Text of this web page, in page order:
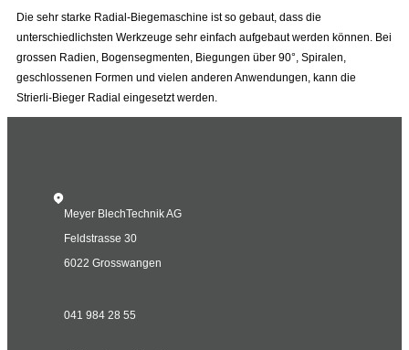
Die sehr starke Radial-Biegemaschine ist so gebaut, dass die
unterschiedlichsten Werkzeuge sehr einfach aufgebaut werden können. Bei
grossen Radien, Bogensegmenten, Biegungen über 90°, Spiralen,
geschlossenen Formen und vielen anderen Anwendungen, kann die
Strierli-Bieger Radial eingesetzt werden.
Meyer BlechTechnik AG
Feldstrasse 30
6022 Grosswangen
041 984 28 55